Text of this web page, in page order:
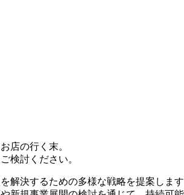
店の行く末。
検討ください。
解決するための多様な戦略を提案し